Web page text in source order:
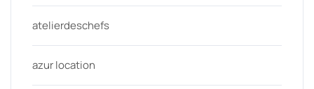
atelierdeschefs
azur location